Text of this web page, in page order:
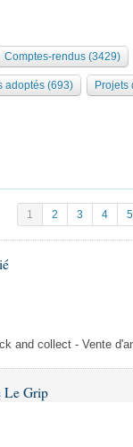
Comptes-rendus (3429)
adoptés (693) Projets
1 2 3 4 5
and collect - Vente
Le Grip